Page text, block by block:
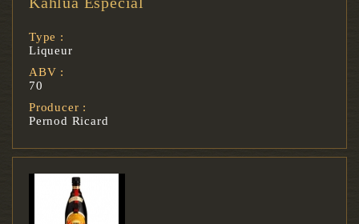
Type :
Liqueur
ABV :
70
Producer :
Pernod Ricard